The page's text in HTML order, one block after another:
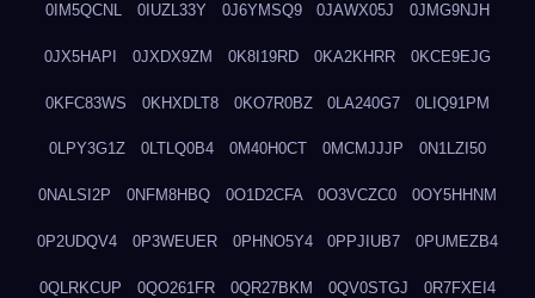
0IM5QCNL 0IUZL33Y 0J6YMSQ9 0JAWX05J 0JMG9NJH
0JX5HAPI 0JXDX9ZM 0K8I19RD 0KA2KHRR 0KCE9EJG
0KFC83WS 0KHXDLT8 0KO7R0BZ 0LA240G7 0LIQ91PM
0LPY3G1Z 0LTLQ0B4 0M40H0CT 0MCMJJJP 0N1LZI50
0NALSI2P 0NFM8HBQ 0O1D2CFA 0O3VCZC0 0OY5HHNM
0P2UDQV4 0P3WEUER 0PHNO5Y4 0PPJIUB7 0PUMEZB4
0QLRKCUP 0QO261FR 0QR27BKM 0QV0STGJ 0R7FXEI4